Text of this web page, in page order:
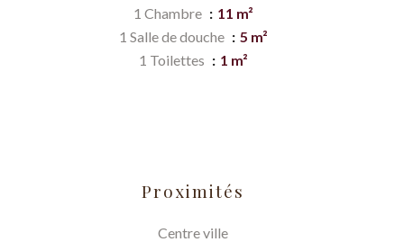
1 Chambre
11 m²
1 Salle de douche
5 m²
1 Toilettes
1 m²
Proximités
Centre ville